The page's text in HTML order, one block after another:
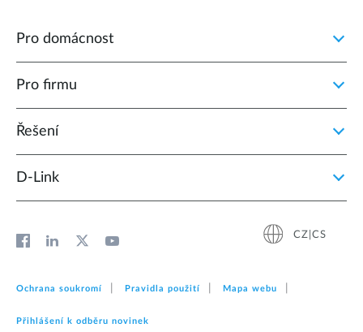
Pro domácnost
Pro firmu
Řešení
D‑Link
CZ|CS
Ochrana soukromí Pravidla použití Mapa webu
Přihlášení k odběru novinek